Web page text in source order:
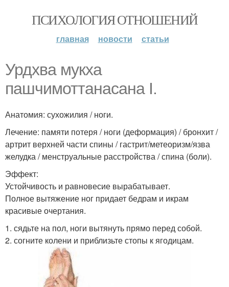
ПСИХОЛОГИЯ ОТНОШЕНИЙ
главная новости статьи
Урдхва мукха
пашчимоттанасана I.
Анатомия: сухожилия / ноги.
Лечение: памяти потеря / ноги (деформация) / бронхит /
артрит верхней части спины / гастрит/метеоризм/язва
желудка / менструальные расстройства / спина (боли).
Эффект:
Устойчивость и равновесие вырабатывает.
Полное вытяжение ног придает бедрам и икрам
красивые очертания.
1. сядьте на пол, ноги вытянуть прямо перед собой.
2. согните колени и приблизьте стопы к ягодицам.